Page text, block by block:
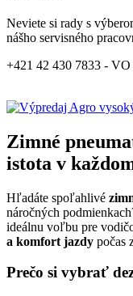
Neviete si rady s
nášho servisného
+421 42 430 7833 - VO
Zimné
istota v
Hľadáte spoľahlivé
náročných
ideálnu voľbu pre
a komfort jazdy počas
Prečo si vybrať